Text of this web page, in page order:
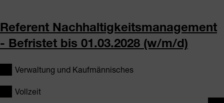
Referent Nachhaltigkeitsmanagement
- Befristet bis 01.03.2028 (w/m/d)
Verwaltung und Kaufmännisches
Vollzeit